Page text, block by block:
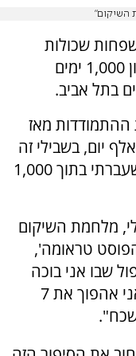
השיקום"
שכולות
השתתפו הערב (חמישי) באירוע לציון 1,000 ימים
בתל אביב.
ההתמודדות מאז
יום, בשבילי זה
נצח. בשבילי זה 1,000 גלגולי חיים שעברתי בתוך 1,000
מלחמת השיקום
טראומה',
שבו אני בוכה
דמעות וכמעט מתעלף", והבטיח: "אני אהפוך את 7